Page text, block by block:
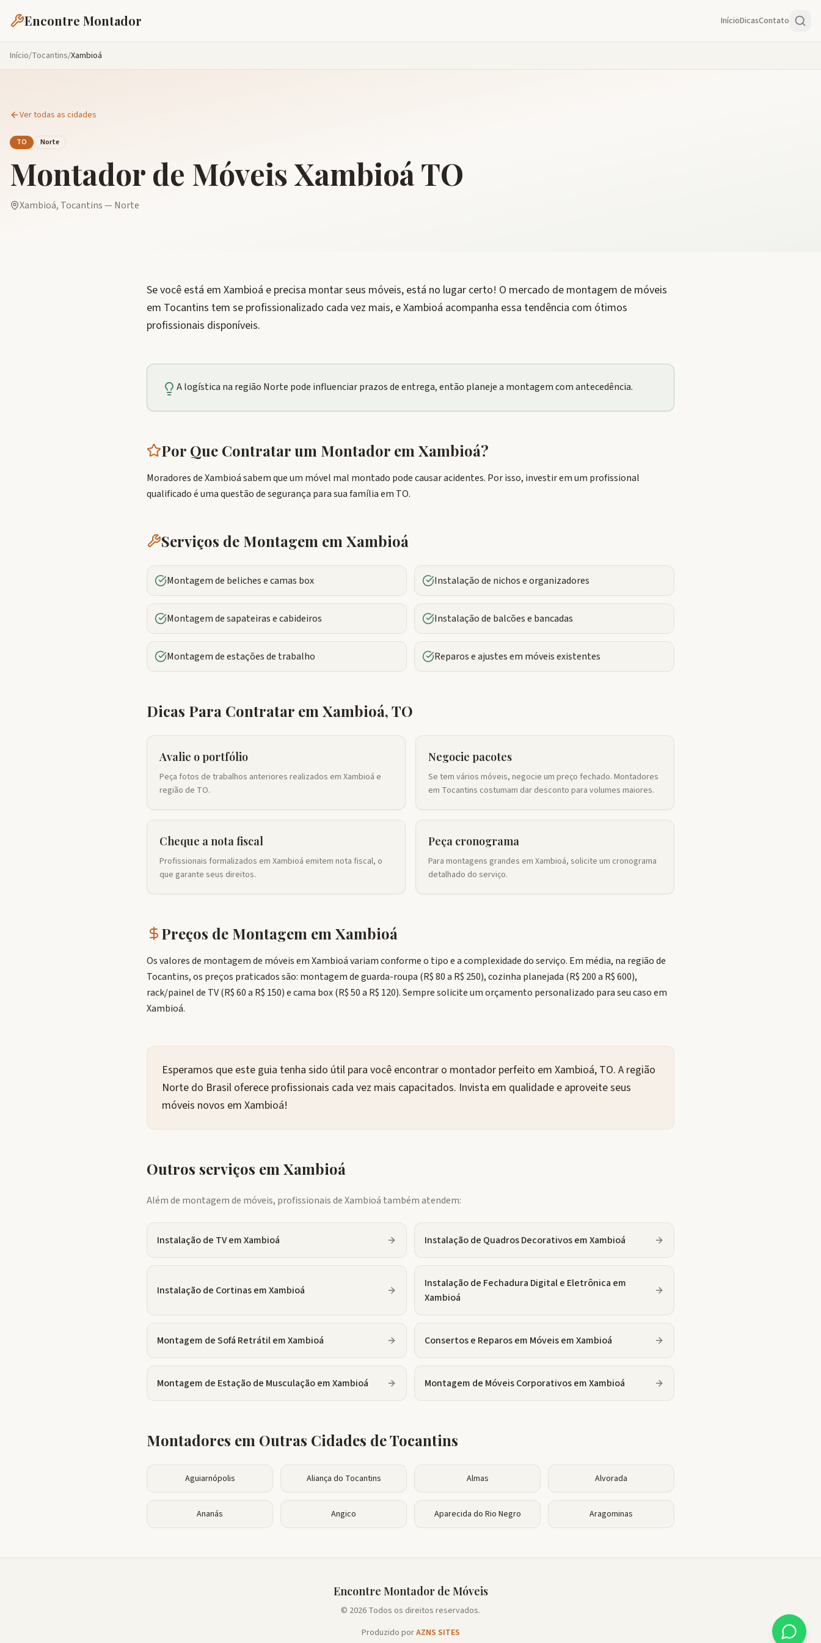
Encontre Montador InícioDicasContato
Início/Tocantins/Xambioá
Ver todas as cidades
TO Norte
Montador de MóveisXambioáTO
Xambioá, Tocantins— Norte
Se você está em Xambioá e precisa montar seus móveis, está no lugar certo! O mercado de montagem de móveis
em Tocantins tem se profissionalizado cada vez mais, e Xambioá acompanha essa tendência com ótimos
profissionais disponíveis.
A logística na região Norte pode influenciar prazos de entrega, então planeje a montagem com antecedência.
Por Que Contratar um Montador em Xambioá?
Moradores de Xambioá sabem que um móvel mal montado pode causar acidentes. Por isso, investir em um profissional
qualificado é uma questão de segurança para sua família em TO.
Serviços de Montagem em Xambioá
Montagem de beliches e camas box Instalação de nichos e organizadores
Montagem de sapateiras e cabideiros Instalação de balcões e bancadas
Montagem de estações de trabalho Reparos e ajustes em móveis existentes
Dicas Para Contratar em Xambioá,TO
Avalie o portfólio
Peça fotos de trabalhos anteriores realizados em Xambioá e
região de TO.
Negocie pacotes
Se tem vários móveis, negocie um preço fechado. Montadores
em Tocantins costumam dar desconto para volumes maiores.
Cheque a nota fiscal
Profissionais formalizados em Xambioá emitem nota fiscal, o
que garante seus direitos.
Peça cronograma
Para montagens grandes em Xambioá, solicite um cronograma
detalhado do serviço.
Preços de Montagem em Xambioá
Os valores de montagem de móveis em Xambioá variam conforme o tipo e a complexidade do serviço. Em média, na região de
Tocantins, os preços praticados são: montagem de guarda-roupa (R$ 80 a R$ 250), cozinha planejada (R$ 200 a R$ 600),
rack/painel de TV (R$ 60 a R$ 150) e cama box (R$ 50 a R$ 120). Sempre solicite um orçamento personalizado para seu caso em
Xambioá.
Esperamos que este guia tenha sido útil para você encontrar o montador perfeito em Xambioá, TO. A região
Norte do Brasil oferece profissionais cada vez mais capacitados. Invista em qualidade e aproveite seus
móveis novos em Xambioá!
Outros serviços em Xambioá
Além de montagem de móveis, profissionais deXambioá também atendem:
Instalação de TVemXambioá Instalação de Quadros DecorativosemXambioá
Instalação de CortinasemXambioá
Instalação de Fechadura Digital e Eletrônica em
Xambioá
Montagem de Sofá RetrátilemXambioá Consertos e Reparos em MóveisemXambioá
Montagem de Estação de MusculaçãoemXambioá Montagem de Móveis CorporativosemXambioá
Montadores em Outras Cidades deTocantins
Aguiarnópolis Aliança do Tocantins Almas Alvorada
Ananás Angico Aparecida do Rio Negro Aragominas
Encontre Montador de Móveis
© 2026 Todos os direitos reservados.
Produzido porAZNS SITES